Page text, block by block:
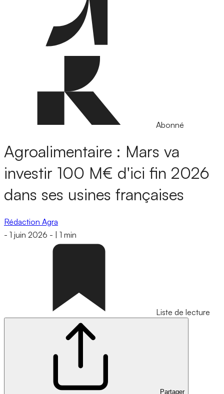
Abonné
Agroalimentaire : Mars va
investir 100 M€ d'ici fin 2026
dans ses usines françaises
Rédaction Agra
- 1 juin 2026 - 1 min
Liste de lecture
Partager